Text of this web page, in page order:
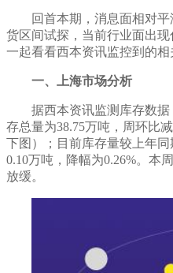
回首本期，消息面相对平
货区间试探 ，当前行业面出
一起看看西本资讯监控到的相
一、上海市场分析
据西本资讯监测库存数据
存总量为38.75万吨， 周环比
下图）；目前库存量较上年同
0.10万吨， 降幅为0.26%。本
放缓。